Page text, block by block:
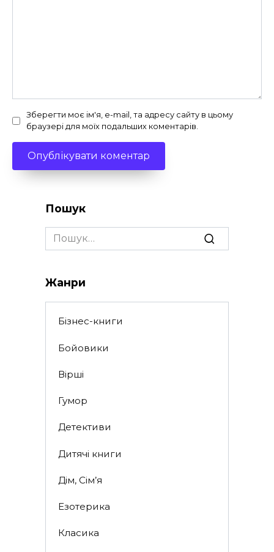
Зберегти моє ім'я, e-mail, та адресу сайту в цьому
браузері для моїх подальших коментарів.
Пошук
Search
for:
Жанри
Бізнес-книги
Бойовики
Вірші
Гумор
Детективи
Дитячі книги
Дім, Сім’я
Езотерика
Класика